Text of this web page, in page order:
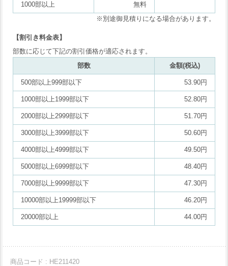
1000部以上
無料
※別途御見積りになる場合があります。
【割引き料金表】
部数に応じて下記の割引価格が適応されます。
部数
金額(税込)
500部以上999部以下 53.90円
1000部以上1999部以下 52.80円
2000部以上2999部以下 51.70円
3000部以上3999部以下 50.60円
4000部以上4999部以下 49.50円
5000部以上6999部以下 48.40円
7000部以上9999部以下 47.30円
10000部以上19999部以下 46.20円
20000部以上 44.00円
商品コード : HE211420